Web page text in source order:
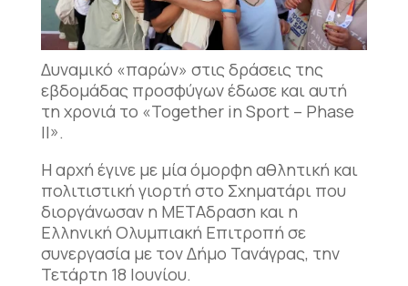
Δυναμικό «παρών» στις δράσεις της
εβδομάδας προσφύγων έδωσε και αυτή
τη χρονιά το «Together in Sport – Phase
II».
Η αρχή έγινε με μία όμορφη αθλητική και
πολιτιστική γιορτή στο Σχηματάρι που
διοργάνωσαν η ΜΕΤΑδραση και η
Ελληνική Ολυμπιακή Επιτροπή σε
συνεργασία με τον Δήμο Τανάγρας, την
Τετάρτη 18 Ιουνίου.